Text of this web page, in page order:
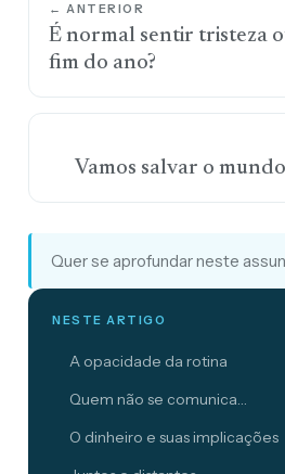
← ANTERIOR
É normal sentir tristeza
fim do ano?
Vamos salvar o
Quer se aprofundar neste
NESTE ARTIGO
A opacidade da rotina
Quem não se comunica…
O dinheiro e suas implicações